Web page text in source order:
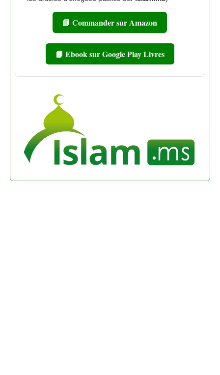
📘 Commander sur Amazon
📘 Ebook sur Google Play Livres